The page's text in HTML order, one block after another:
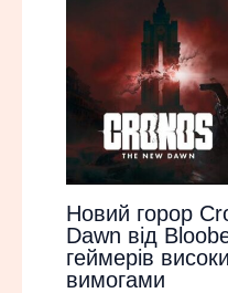
Новий горор
Dawn від
геймерів
вимогами